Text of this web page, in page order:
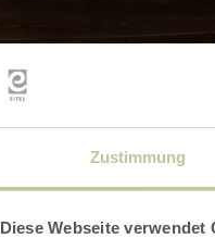
Zustimmung
Diese Webseite verwendet